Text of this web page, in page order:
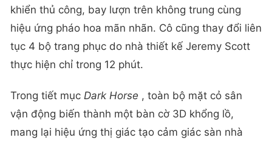
khiển thủ công, bay lượn trên không trung cùng
hiệu ứng pháo hoa mãn nhãn. Cô cũng thay đổi liên
tục 4 bộ trang phục do nhà thiết kế Jeremy Scott
thực hiện chỉ trong 12 phút.
Trong tiết mục Dark Horse , toàn bộ mặt cỏ sân
vận động biến thành một bàn cờ 3D khổng lồ,
mang lại hiệu ứng thị giác tạo cảm giác sàn nhà